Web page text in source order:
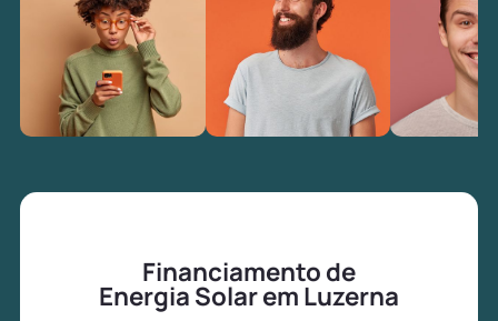
Financiamento de
Energia Solar em Luzerna